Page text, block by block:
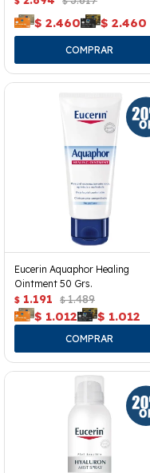
$ 2.460 $ 2.460
Eucerin Aquaphor Healing
Ointment 50 Grs.
$ 1.191 $ 1.489
$ 1.012 $ 1.012